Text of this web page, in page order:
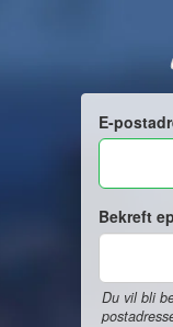
E-
Bekreft
Du vil bli